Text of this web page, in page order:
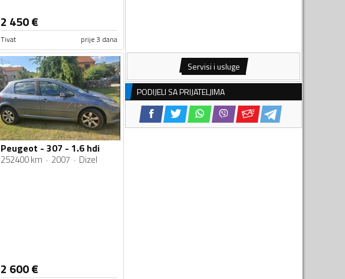
2 450€
Tivat prije 3 dana
Peugeot - 307 - 1.6 hdi
252400 km 2007 Dizel
2 600€
Servisi i usluge
PODIJELI SA PRIJATELJIMA